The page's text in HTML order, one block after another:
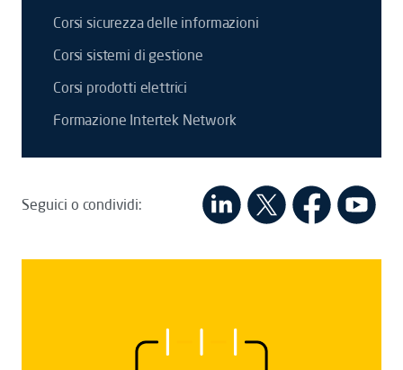
Corsi sicurezza delle informazioni
Corsi sistemi di gestione
Corsi prodotti elettrici
Formazione Intertek Network
Seguici o condividi: